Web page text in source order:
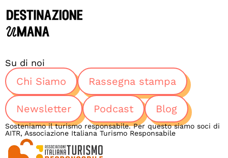
Su di noi
Chi Siamo Rassegna stampa
Newsletter Podcast Blog
Sosteniamo il turismo responsabile. Per questo siamo soci di
AITR, Associazione Italiana Turismo Responsabile